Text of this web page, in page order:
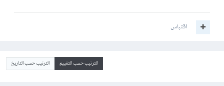
اقتباس
الترتيب حسب التقييم الترتيب حسب التاريخ